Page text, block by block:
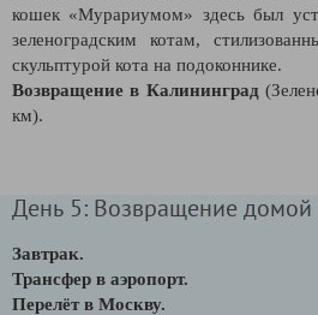
кошек «Мурариумом» здесь был
зеленоградским котам,
скульптурой кота на подоконнике.
Возвращение в Калининград
км).
День 5: Возвращение домой
Завтрак.
Трансфер в аэропорт.
Перелёт в Москву.